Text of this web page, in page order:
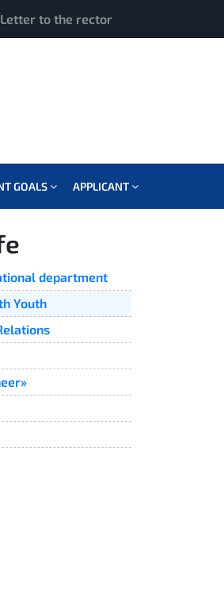
Letter to the rector
GOALS APPLICANT
department
Youth